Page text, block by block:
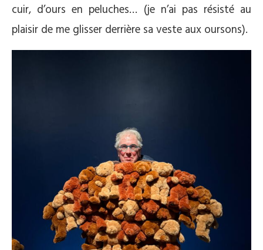
cuir, d’ours en peluches… (je n’ai pas résisté au
plaisir de me glisser derrière sa veste aux oursons).